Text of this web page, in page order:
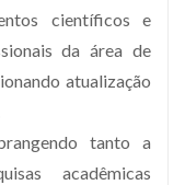
científicos e
da área de
atualização
tanto a
acadêmicas